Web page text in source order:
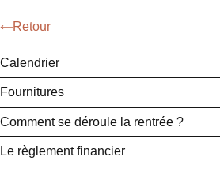
Retour
Calendrier
Fournitures
Comment se déroule la rentrée ?
Le règlement financier